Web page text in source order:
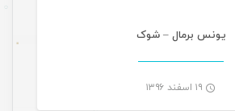
یونس برمال – شوک
۱۹ اسفند ۱۳۹۶